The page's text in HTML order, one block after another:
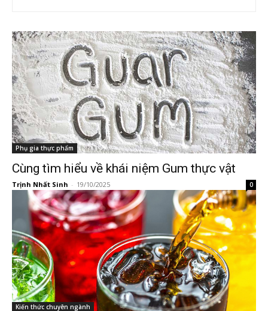
Phụ gia thực phẩm
Cùng tìm hiểu về khái niệm Gum thực vật
Trịnh Nhất Sinh - 19/10/2025 0
Kiến thức chuyên ngành